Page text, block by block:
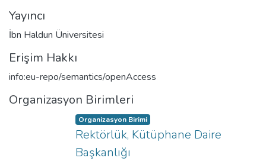
Yayıncı
İbn Haldun Üniversitesi
Erişim Hakkı
info:eu-repo/semantics/openAccess
Organizasyon Birimleri
Organizasyon Birimi
Rektörlük, Kütüphane Daire
Başkanlığı